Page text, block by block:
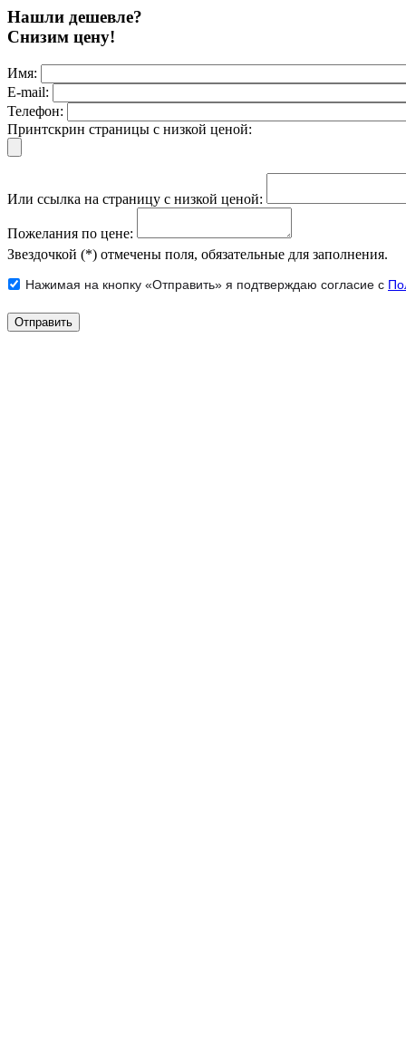
Нашли дешевле?
Снизим цену!
Имя:
E-mail:
Телефон:
Принтскрин страницы с низкой ценой:
Или ссылка на страницу с низкой ценой:
Пожелания по цене:
Звездочкой (*) отмечены поля, обязательные для заполнения.
Нажимая на кнопку «Отправить» я подтверждаю согласие с